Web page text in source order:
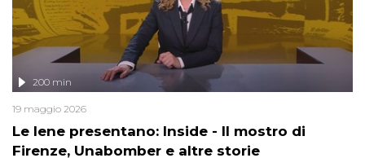
Le Iene presentano: Inside - Il mostro di
Firenze, Unabomber e altre storie
200 min
19 maggio 2026